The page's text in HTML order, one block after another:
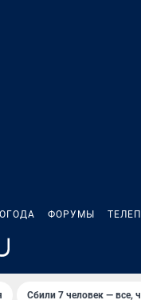
ФОРУМЫ
Сбили 7 человек — все,